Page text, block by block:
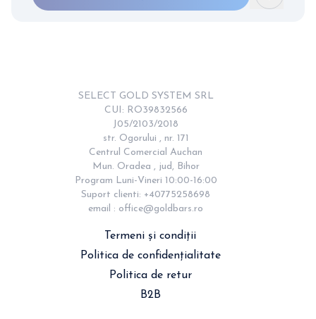
SELECT GOLD SYSTEM SRL
CUI: RO39832566
J05/2103/2018
str. Ogorului , nr. 171
Centrul Comercial Auchan
Mun. Oradea , jud, Bihor
Program Luni-Vineri 10:00-16:00
Suport clienti: +40775258698
email : office@goldbars.ro
Termeni și condiții
Politica de confidențialitate
Politica de retur
B2B